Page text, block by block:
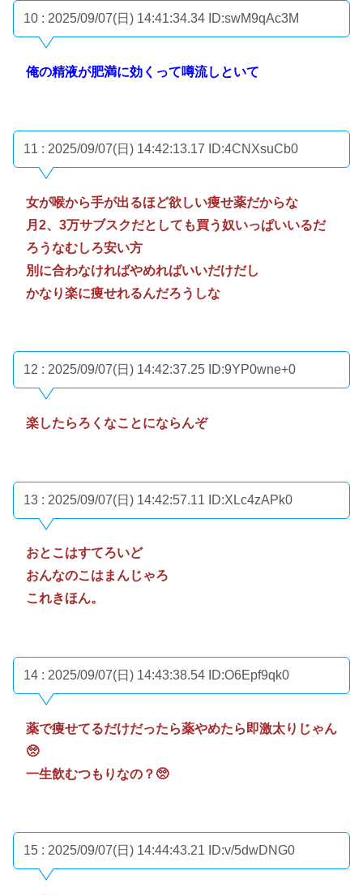
10 : 2025/09/07(日) 14:41:34.34 ID:swM9qAc3M
俺の精液が肥満に効くって噂流しといて
11 : 2025/09/07(日) 14:42:13.17 ID:4CNXsuCb0
女が喉から手が出るほど欲しい痩せ薬だからな
月2、3万サブスクだとしても買う奴いっぱいいるだ
ろうなむしろ安い方
別に合わなければやめればいいだけだし
かなり楽に痩せれるんだろうしな
12 : 2025/09/07(日) 14:42:37.25 ID:9YP0wne+0
楽したらろくなことにならんぞ
13 : 2025/09/07(日) 14:42:57.11 ID:XLc4zAPk0
おとこはすてろいど
おんなのこはまんじゃろ
これきほん。
14 : 2025/09/07(日) 14:43:38.54 ID:O6Epf9qk0
薬で痩せてるだけだったら薬やめたら即激太りじゃん
🥺
一生飲むつもりなの？🥺
15 : 2025/09/07(日) 14:44:43.21 ID:v/5dwDNG0